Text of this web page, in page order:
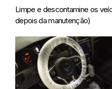
Limpe e descontamine os
depois da manutenção)